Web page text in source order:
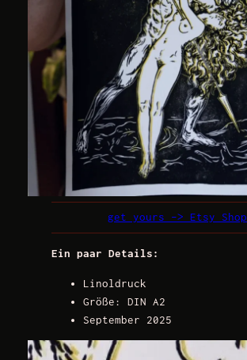
get yours –> Etsy Shop
Ein paar Details:
Linoldruck
Größe: DIN A2
September 2025